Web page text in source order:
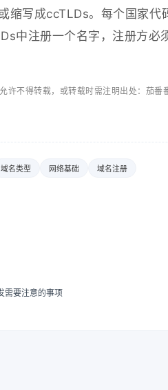
缩写成ccTLDs。每个国家
中注册一个名字，注册方必
许不得转载，或转载时需注明出处：茄番
域名类型 网络基础 域名注册
需要注意的事项